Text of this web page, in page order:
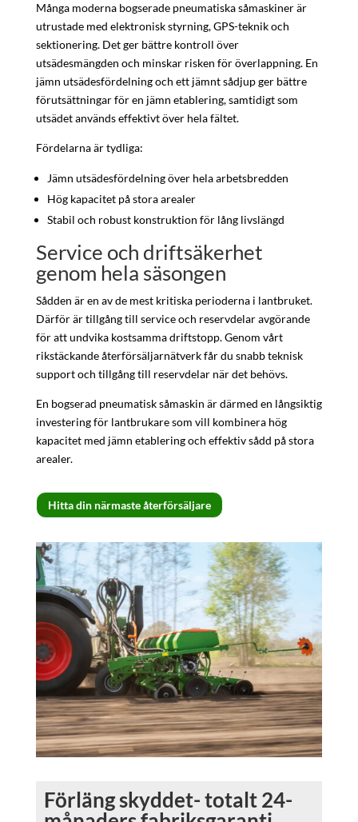
Många moderna bogserade pneumatiska såmaskiner är
utrustade med elektronisk styrning, GPS-teknik och
sektionering. Det ger bättre kontroll över
utsädesmängden och minskar risken för överlappning. En
jämn utsädesfördelning och ett jämnt sådjup ger bättre
förutsättningar för en jämn etablering, samtidigt som
utsädet används effektivt över hela fältet.
Fördelarna är tydliga:
Jämn utsädesfördelning över hela arbetsbredden
Hög kapacitet på stora arealer
Stabil och robust konstruktion för lång livslängd
Service och driftsäkerhet
genom hela säsongen
Sådden är en av de mest kritiska perioderna i lantbruket.
Därför är tillgång till service och reservdelar avgörande
för att undvika kostsamma driftstopp. Genom vårt
rikstäckande återförsäljarnätverk får du snabb teknisk
support och tillgång till reservdelar när det behövs.
En bogserad pneumatisk såmaskin är därmed en långsiktig
investering för lantbrukare som vill kombinera hög
kapacitet med jämn etablering och effektiv sådd på stora
arealer.
Hitta din närmaste återförsäljare
Förläng skyddet- totalt 24-